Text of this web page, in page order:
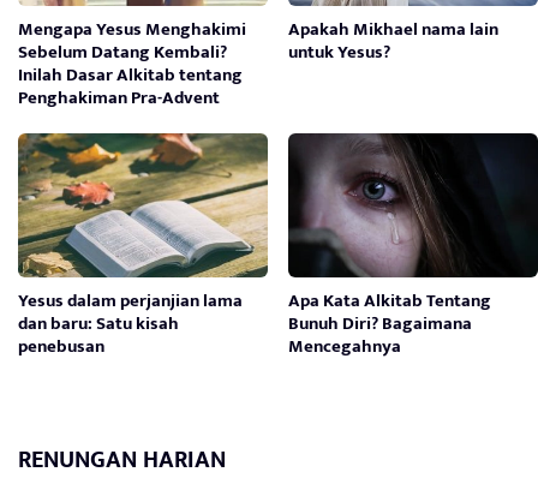
Mengapa Yesus Menghakimi
Sebelum Datang Kembali?
Inilah Dasar Alkitab tentang
Penghakiman Pra-Advent
Apakah Mikhael nama lain
untuk Yesus?
Yesus dalam perjanjian lama
dan baru: Satu kisah
penebusan
Apa Kata Alkitab Tentang
Bunuh Diri? Bagaimana
Mencegahnya
RENUNGAN HARIAN